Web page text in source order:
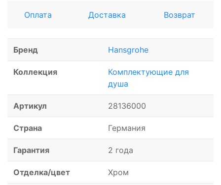
Оплата Доставка Возврат
Бренд Hansgrohe
Коллекция
Комплектующие для
душа
Артикул 28136000
Страна Германия
Гарантия 2 года
Отделка/цвет Хром